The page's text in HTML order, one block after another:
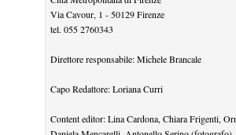
Via Cavour, 1 - 50129 Firenze
tel. 055 2760343
Direttore responsabile:Michele Brancale
Capo Redattore:Loriana Curri
Content editor:Lina Cardona, Chiara Frigenti,